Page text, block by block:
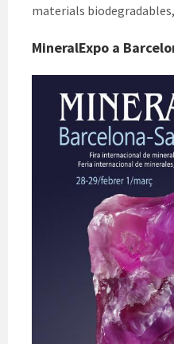
materials
MineralExpo a